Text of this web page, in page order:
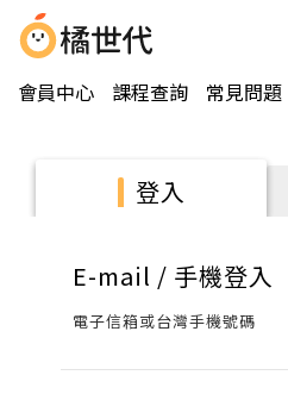
會員中心 課程查詢 常見問題
登入
E-mail / 手機登入
電子信箱或台灣手機號碼